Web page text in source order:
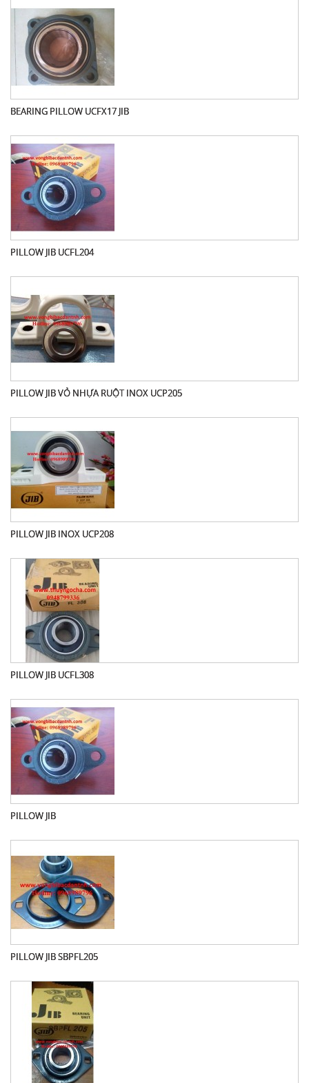
BEARING PILLOW UCFX17 JIB
PILLOW JIB UCFL204
PILLOW JIB VỎ NHỰA RUỘT INOX UCP205
PILLOW JIB INOX UCP208
PILLOW JIB UCFL308
PILLOW JIB
PILLOW JIB SBPFL205